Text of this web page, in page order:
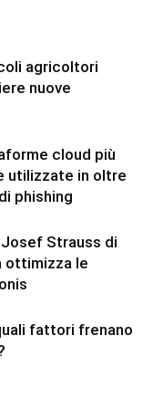
agricoltori
nuove
cloud più
utilizzate in oltre
phishing
Josef Strauss di
ottimizza le
fattori frenano